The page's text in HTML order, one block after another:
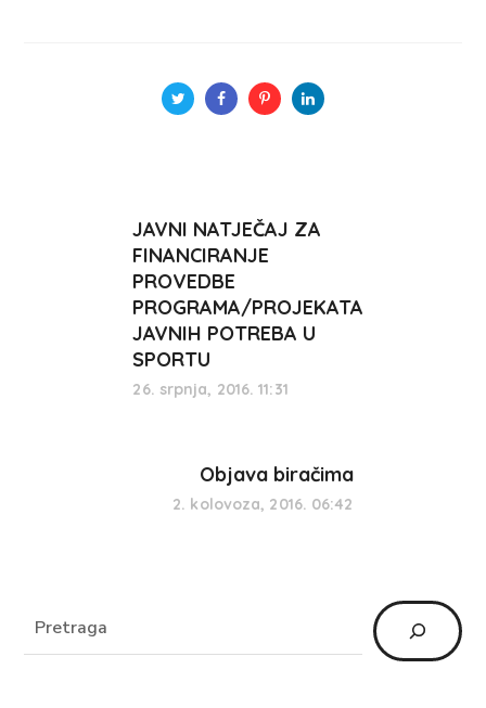
JAVNI NATJEČAJ ZA
FINANCIRANJE
PROVEDBE
PROGRAMA/PROJEKATA
JAVNIH POTREBA U
SPORTU
26. srpnja, 2016. 11:31
Objava biračima
2. kolovoza, 2016. 06:42